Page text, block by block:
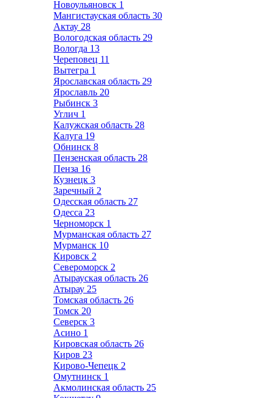
Новоульяновск 1
Мангистауская область 30
Актау 28
Вологодская область 29
Вологда 13
Череповец 11
Вытегра 1
Ярославская область 29
Ярославль 20
Рыбинск 3
Углич 1
Калужская область 28
Калуга 19
Обнинск 8
Пензенская область 28
Пенза 16
Кузнецк 3
Заречный 2
Одесская область 27
Одесса 23
Черноморск 1
Мурманская область 27
Мурманск 10
Кировск 2
Североморск 2
Атырауская область 26
Атырау 25
Томская область 26
Томск 20
Северск 3
Асино 1
Кировская область 26
Киров 23
Кирово-Чепецк 2
Омутнинск 1
Акмолинская область 25